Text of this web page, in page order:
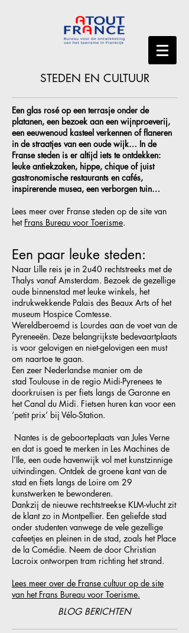
STEDEN EN CULTUUR
Een glas rosé op een terrasje onder de
platanen, een bezoek aan een wijnproeverij,
een eeuwenoud kasteel verkennen of flaneren
in de straatjes van een oude wijk… In de
Franse steden is er altijd iets te ontdekken:
leuke antiekzaken, hippe, chique of juist
gastronomische restaurants en cafés,
inspirerende musea, een verborgen tuin…
Lees meer over Franse steden op de site van
het Frans Bureau voor Toerisme.
Een paar leuke steden:
Naar Lille reis je in 2u40 rechtstreeks met de
Thalys vanaf Amsterdam. Bezoek de gezellige
oude binnenstad met leuke winkels, het
indrukwekkende Palais des Beaux Arts of het
museum Hospice Comtesse.
Wereldberoemd is Lourdes aan de voet van de
Pyreneeën. Deze belangrijkste bedevaartplaats
is voor gelovigen en niet-gelovigen een must
om naartoe te gaan.
Een zeer Nederlandse manier om de
stad Toulouse in de regio Midi-Pyrenees te
doorkruisen is per fiets langs de Garonne en
het Canal du Midi. Fietsen huren kan voor een
‘petit prix’ bij Vélo-Station.
Nantes is de geboorteplaats van Jules Verne
en dat is goed te merken in Les Machines de
l’Ile, een oude havenwijk vol met kunstzinnige
uitvindingen. Ontdek de groene kant van de
stad en fiets langs de Loire om 29
kunstwerken te bewonderen.
Dankzij de nieuwe rechtstreekse KLM-vlucht zit
de klant zo in Montpellier. Een geliefde stad
onder studenten vanwege de vele gezellige
cafeetjes en pleinen in de stad, zoals het Place
de la Comédie. Neem de door Christian
Lacroix ontworpen tram richting het strand.
Lees meer over de Franse cultuur op de site
van het Frans Bureau voor Toerisme.
BLOG BERICHTEN